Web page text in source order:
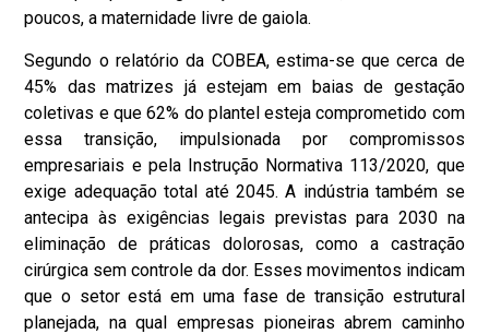
poucos, a maternidade livre de gaiola.
Segundo o relatório da COBEA, estima-se que cerca de
45% das matrizes já estejam em baias de gestação
coletivas e que 62% do plantel esteja comprometido com
essa transição, impulsionada por compromissos
empresariais e pela Instrução Normativa 113/2020, que
exige adequação total até 2045. A indústria também se
antecipa às exigências legais previstas para 2030 na
eliminação de práticas dolorosas, como a castração
cirúrgica sem controle da dor. Esses movimentos indicam
que o setor está em uma fase de transição estrutural
planejada, na qual empresas pioneiras abrem caminho